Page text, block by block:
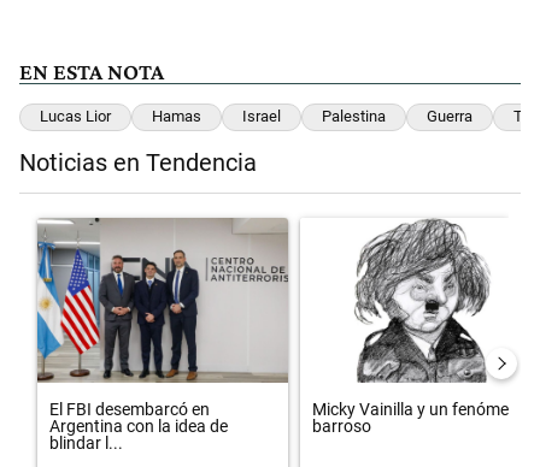
EN ESTA NOTA
Lucas Lior Hamas Israel Palestina Guerra
Noticias en Tendencia
Un artículo de tendencia con el título "El FBI desembarcó en
El FBI desembarcó en
Argentina con la idea de
blindar l...
Un artículo de tendencia con
Micky Vainilla y un fenómeno
barroso